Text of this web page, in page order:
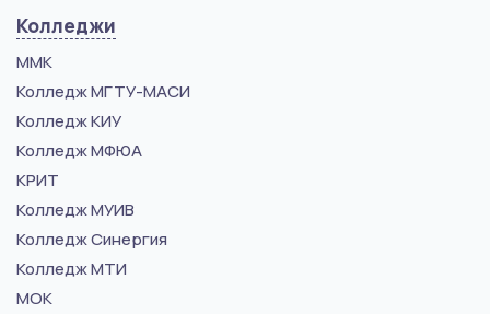
Колледжи
ММК
Колледж МГТУ-МАСИ
Колледж КИУ
Колледж МФЮА
КРИТ
Колледж МУИВ
Колледж Синергия
Колледж МТИ
МОК